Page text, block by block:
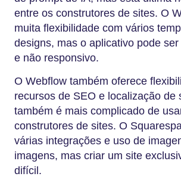
entre os construtores de sites. O
muita flexibilidade com vários
designs, mas o aplicativo pode
e não responsivo.
O Webflow também oferece
recursos de SEO e localização
também é mais complicado de
construtores de sites. O
várias integrações e uso de
imagens, mas criar um site
difícil.